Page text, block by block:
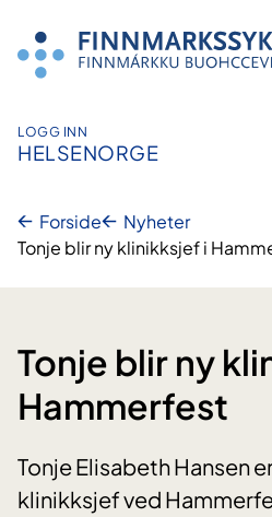
innhold
LOGG INN
HELSENORGE
Forside
Nyheter
Tonje blir ny klinikksjef i
Tonje blir ny
Hammerfest
Tonje Elisabeth Hansen
klinikksjef ved